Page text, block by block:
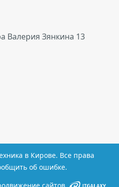
Валерия Зянкина 13
в Кирове. Все права
об ошибке.